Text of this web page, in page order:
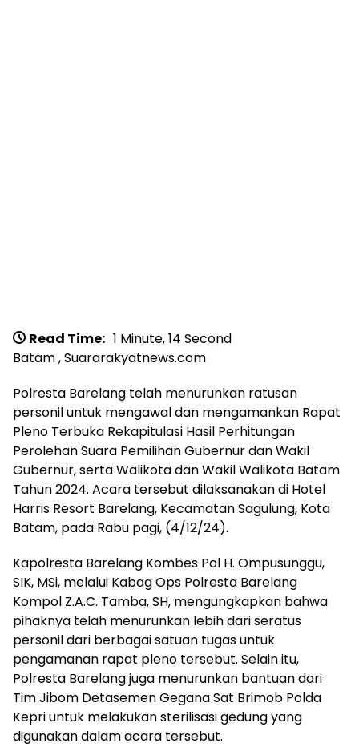
Read Time: 1 Minute, 14 Second
Batam , Suararakyatnews.com
Polresta Barelang telah menurunkan ratusan
personil untuk mengawal dan mengamankan Rapat
Pleno Terbuka Rekapitulasi Hasil Perhitungan
Perolehan Suara Pemilihan Gubernur dan Wakil
Gubernur, serta Walikota dan Wakil Walikota Batam
Tahun 2024. Acara tersebut dilaksanakan di Hotel
Harris Resort Barelang, Kecamatan Sagulung, Kota
Batam, pada Rabu pagi, (4/12/24).
Kapolresta Barelang Kombes Pol H. Ompusunggu,
SIK, MSi, melalui Kabag Ops Polresta Barelang
Kompol Z.A.C. Tamba, SH, mengungkapkan bahwa
pihaknya telah menurunkan lebih dari seratus
personil dari berbagai satuan tugas untuk
pengamanan rapat pleno tersebut. Selain itu,
Polresta Barelang juga menurunkan bantuan dari
Tim Jibom Detasemen Gegana Sat Brimob Polda
Kepri untuk melakukan sterilisasi gedung yang
digunakan dalam acara tersebut.